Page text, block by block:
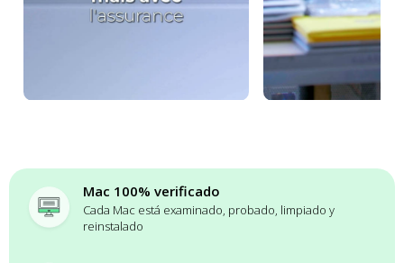
Mac 100% verificado
Cada Mac está examinado, probado, limpiado y
reinstalado